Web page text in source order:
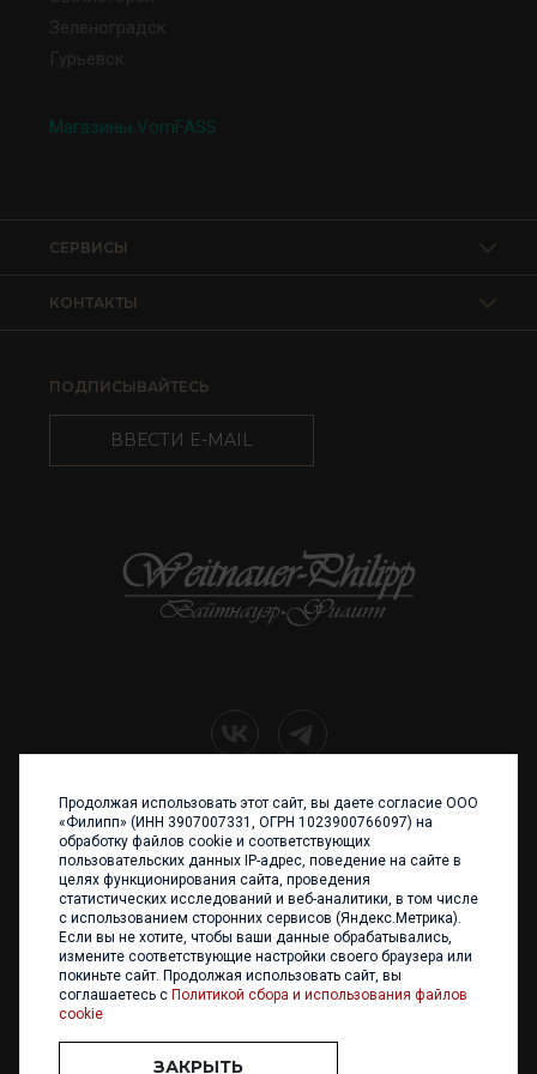
Зеленоградск
Гурьевск
Магазины VomFASS
КОНТАКТЫ
СЕРВИСЫ
ПОДПИСЫВАЙТЕСЬ
ВВЕСТИ E-MAIL
+7 (4012) 960 898
236017 Калининград,
ул. Каштановая аллея, 47
Телефон: +7 4012 960 898,
+7 4012 960 856
Написать нам
ООО «ФИЛИПП» © 2013 - 2026. Все права защищены
Продолжая использовать этот сайт, вы даете согласие ООО
«Филипп» (ИНН 3907007331, ОГРН 1023900766097) на
обработку файлов cookie и соответствующих
пользовательских данных IP-адрес, поведение на сайте в
целях функционирования сайта, проведения
статистических исследований и веб-аналитики, в том числе
с использованием сторонних сервисов (Яндекс.Метрика).
Если вы не хотите, чтобы ваши данные обрабатывались,
измените соответствующие настройки своего браузера или
покиньте сайт. Продолжая использовать сайт, вы
соглашаетесь с Политикой сбора и использования файлов
cookie
ЗАКРЫТЬ